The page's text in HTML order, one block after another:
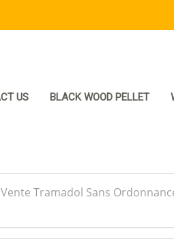
US BLACK WOOD PELLET
Tramadol Sans